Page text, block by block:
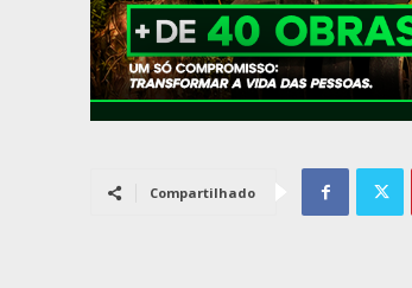
Compartilhado